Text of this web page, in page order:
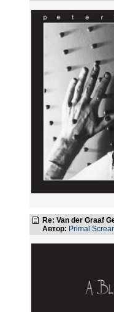
Re: Van der Graaf
Автор: Primal